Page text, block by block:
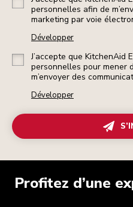
personnelles afin de
marketing par voie
Développer
J’accepte que KitchenAid
personnelles pour mener
m’envoyer des
Développer
Profitez d’une